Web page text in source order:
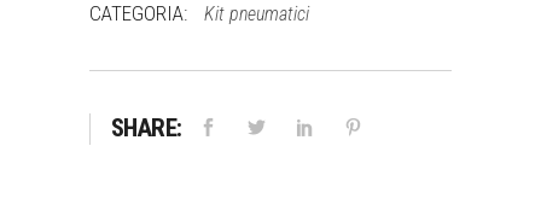
CATEGORIA: Kit pneumatici
SHARE: